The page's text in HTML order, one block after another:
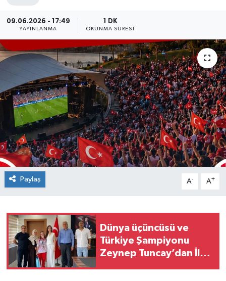
09.06.2026 - 17:49
YAYINLANMA
1 DK
OKUNMA SÜRESI
Paylaş A- A+
Dünya üçüncüsü ve
Türkiye Şampiyonu
Zeynep Tuncay’dan İlçe
SPOR
YAŞAM
Zonguldak